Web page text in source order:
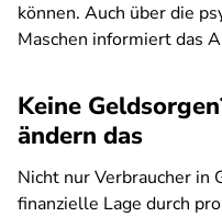
können. Auch über die
Maschen informiert das
Keine
ändern das
Nicht nur Verbraucher in
finanzielle Lage durch